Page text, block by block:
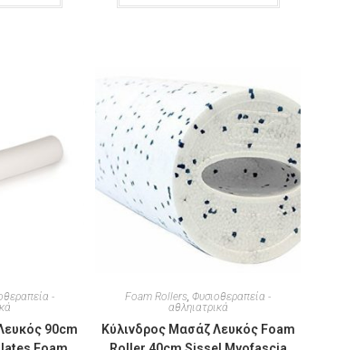
-
90cm
Foam Rollers ,Φυσιοθεραπεία -
αθληιατρικά
Κύλινδρος Μασάζ Λευκός Foam